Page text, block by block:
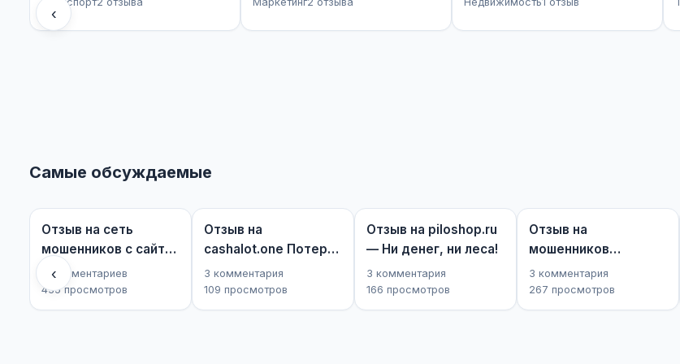
‹
Самые обсуждаемые
‹
Отзыв на сеть
мошенников с сайта
motopleasure...
5 комментариев
435 просмотров
Отзыв на
cashalot.one Потерял
деньги на «вери...
3 комментария
109 просмотров
Отзыв на piloshop.ru
— Ни денег, ни леса!
3 комментария
166 просмотров
Отзыв на
мошенников
kupellab71.ru: Деньги
на...
3 комментария
267 просмотров